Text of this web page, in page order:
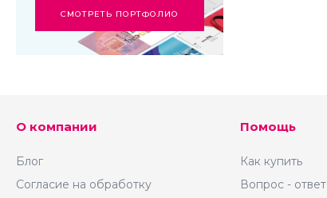
CМОТРЕТЬ ПОРТФОЛИО
О компании
Блог
Согласие на обработку
Помощь
Как купить
Вопрос - ответ